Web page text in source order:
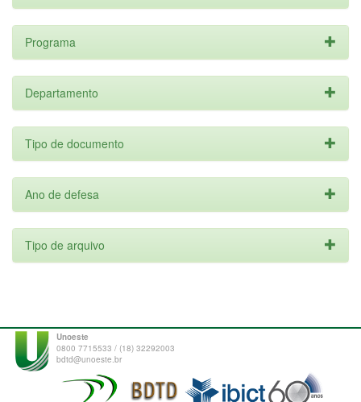
Programa
Departamento
Tipo de documento
Ano de defesa
Tipo de arquivo
Unoeste
0800 7715533 / (18) 32292003
bdtd@unoeste.br